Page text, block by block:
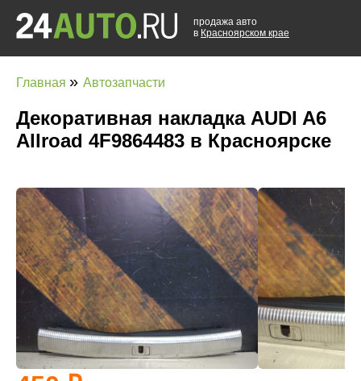
продажа авто
в Красноярском крае
Главная » Автозапчасти
Декоративная накладка AUDI A6
Allroad 4F9864483 в Красноярске